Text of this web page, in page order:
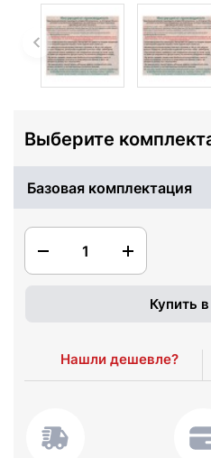
Выберите
Базовая комплектация
1
Купить
Нашли дешевле?